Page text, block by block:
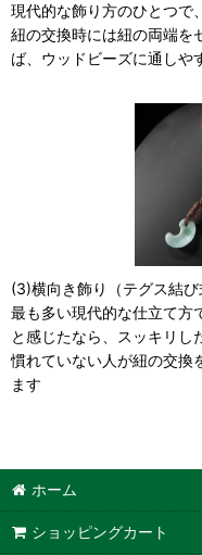
現代的な飾り方のひとつで
紐の交換時には紐の両端を
ば、ウッドビーズに通しや
(3)横向き飾り（テグス結び
最も多い現代的な仕立て方
と感じたなら、スッキリし
慣れていない人が紐の交換
ます
ホーム
ショッピングカート